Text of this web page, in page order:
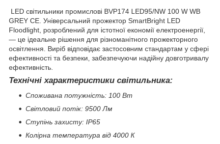
LED світильники промислові BVP174 LED95/NW 100 W WB
GREY CE. Універсальний прожектор SmartBright LED
Floodlight, розроблений для істотної економії електроенергії,
— це ідеальне рішення для різноманітного прожекторного
освітлення. Виріб відповідає застосовним стандартам у сфері
ефективності та безпеки, забезпечуючи надійну довготривалу
ефективність.
Технічні характеристики світильника:
Споживана потужність: 100 Вт
Світловий потік: 9500 Лм
Ступінь захисту: IP65
Колірна температура від 4000 К